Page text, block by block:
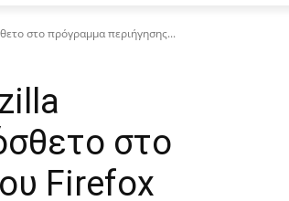
στο πρόγραμμα περιήγησης...
στο
Firefox